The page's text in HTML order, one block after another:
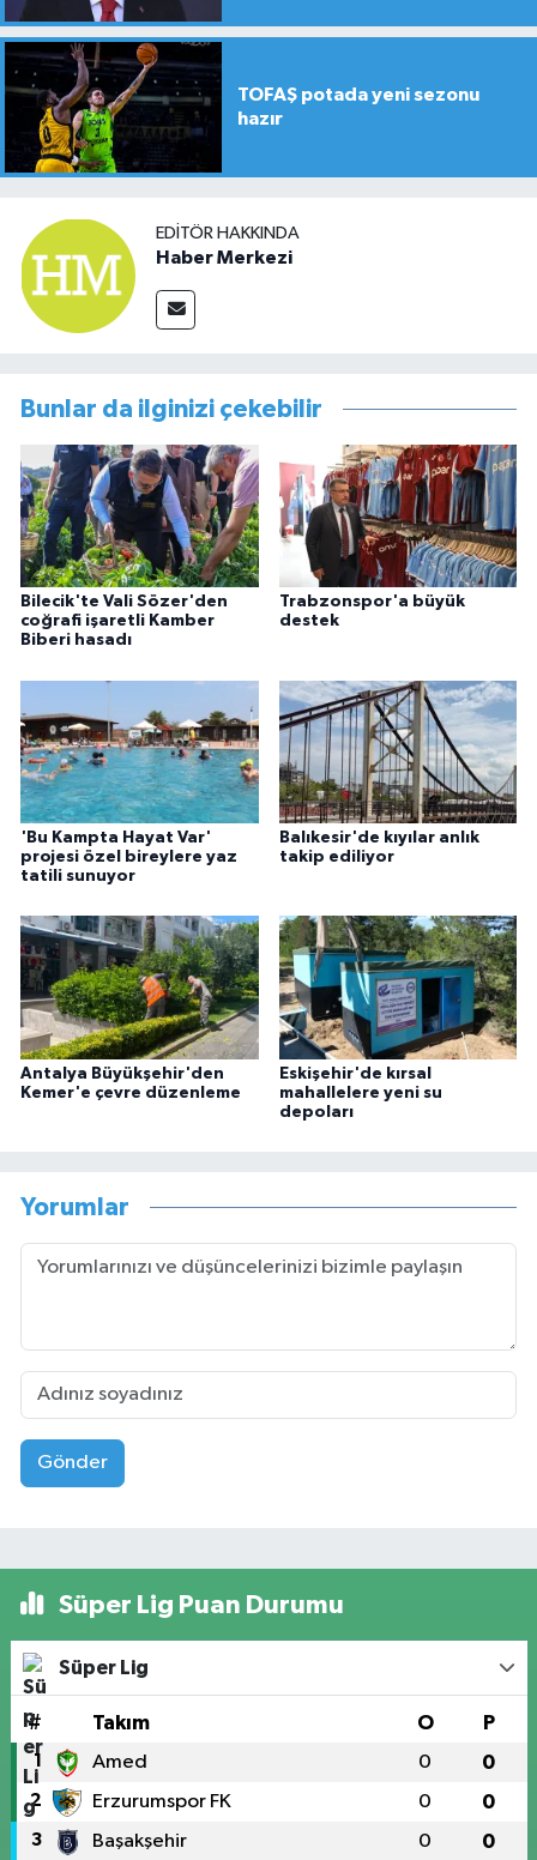
TOFAŞ potada yeni sezonu
hazır
EDITÖR HAKKINDA
Haber Merkezi
Bunlar da ilginizi çekebilir
Bilecik'te Vali Sözer'den
coğrafi işaretli Kamber
Biberi hasadı
Trabzonspor'a büyük
destek
'Bu Kampta Hayat Var'
projesi özel bireylere yaz
tatili sunuyor
Balıkesir'de kıyılar anlık
takip ediliyor
Antalya Büyükşehir'den
Kemer'e çevre düzenleme
Eskişehir'de kırsal
mahallelere yeni su
depoları
Yorumlar
Gönder
Süper Lig Puan Durumu
Süper Lig
# Takım O P
1 Amed 0 0
2 Erzurumspor FK 0 0
3 Başakşehir 0 0